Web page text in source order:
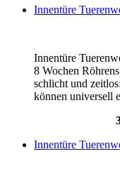
Innentüre
Innentüre
8 Wochen
schlicht und
können universell
Innentüre